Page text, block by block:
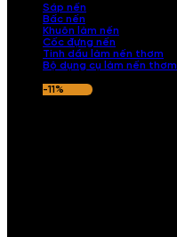
Sáp nến
Bấc nến
Khuôn làm nến
Cốc đựng nến
Tinh dầu làm nến thơm
Bộ dụng cụ làm nến thơm
-11%